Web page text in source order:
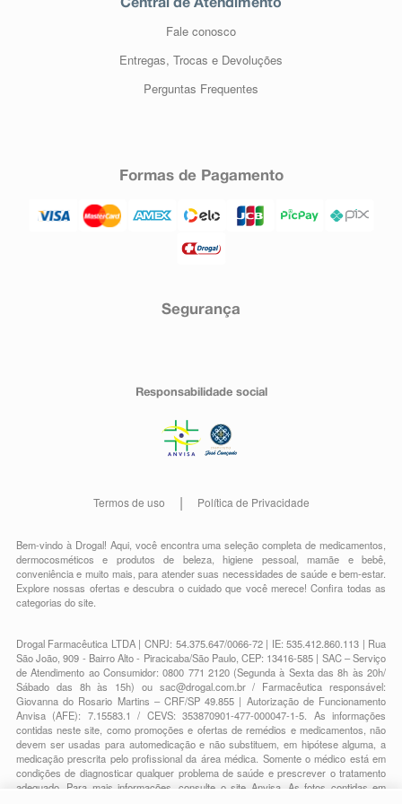
Central de Atendimento
Fale conosco
Entregas, Trocas e Devoluções
Perguntas Frequentes
Formas de Pagamento
Segurança
Responsabilidade social
Termos de uso Política de Privacidade
Bem-vindo à Drogal! Aqui, você encontra uma seleção completa demedicamentos
dermocosméticos e produtos de beleza,higiene pessoal,mamãe e bebê
conveniênciae muito mais, para atender suas necessidades de saúde e bem-estar.
Explore nossas ofertas e descubra o cuidado que você merece!Confira todas as
categorias do site.
Drogal Farmacêutica LTDA | CNPJ: 54.375.647/0066-72 | IE: 535.412.860.113 | Rua
São João, 909 - Bairro Alto - Piracicaba/São Paulo, CEP: 13416-585 | SAC – Serviço
de Atendimento ao Consumidor: 0800 771 2120 (Segunda à Sexta das 8h às 20h/
Sábado das 8h às 15h) ou sac@drogal.com.br/ Farmacêutica responsável:
Giovanna do Rosario Martins – CRF/SP 49.855 | Autorização de Funcionamento
Anvisa (AFE): 7.15583.1 / CEVS: 353870901-477-000047-1-5. As informações
contidas neste site, como promoções e ofertas de remédios e medicamentos, não
devem ser usadas para automedicação e não substituem, em hipótese alguma, a
medicação prescrita pelo profissional da área médica. Somente o médico está em
condições de diagnosticar qualquer problema de saúde e prescrever o tratamento
adequado. Para mais informações, consulte o site Anvisa. As fotos contidas em